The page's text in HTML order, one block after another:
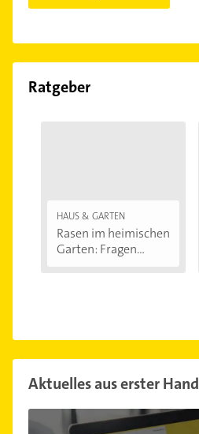
Ratgeber
HAUS & GARTEN
Rasen im heimischen
Garten: Fragen...
Aktuelles aus erster Hand